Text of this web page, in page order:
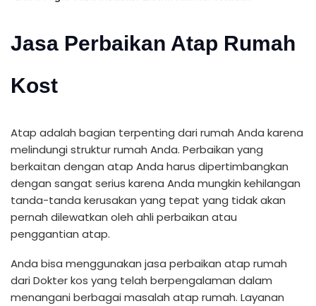
Jasa Perbaikan Atap Rumah
Kost
Atap adalah bagian terpenting dari rumah Anda karena
melindungi struktur rumah Anda. Perbaikan yang
berkaitan dengan atap Anda harus dipertimbangkan
dengan sangat serius karena Anda mungkin kehilangan
tanda-tanda kerusakan yang tepat yang tidak akan
pernah dilewatkan oleh ahli perbaikan atau
penggantian atap.
Anda bisa menggunakan jasa perbaikan atap rumah
dari Dokter kos yang telah berpengalaman dalam
menangani berbagai masalah atap rumah. Layanan